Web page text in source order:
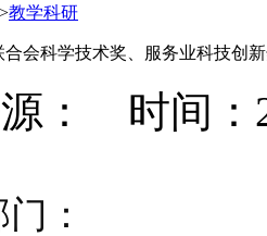
>教学科研
合会科学技术奖、服务业科技创
： 时间：
：